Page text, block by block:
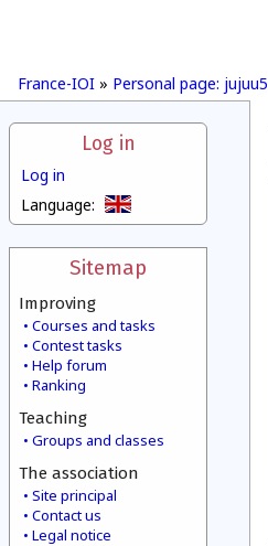
France-IOI » Personal page: jujuu5
Log in
Log in
Language:
Sitemap
Improving
Courses and tasks
Contest tasks
Help forum
Ranking
Teaching
Groups and classes
The association
Site principal
Contact us
Legal notice